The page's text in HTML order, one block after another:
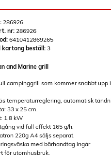
286926
nr: 286926
6410412869265
kartong beställ: 3
and Marine grill
campinggrill som kommer snabbt
temperaturreglering, automatisk
33 x 25 cm.
1,8 kW
vid full effekt 165 g/h.
220g A4 säljs separat.
med bärhandtag ingår
för utomhusbruk.